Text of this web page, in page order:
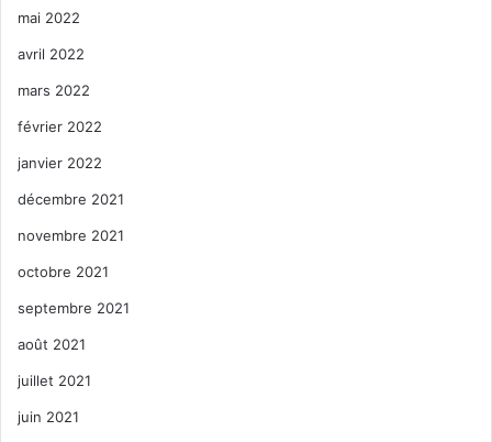
mai 2022
avril 2022
mars 2022
février 2022
janvier 2022
décembre 2021
novembre 2021
octobre 2021
septembre 2021
août 2021
juillet 2021
juin 2021